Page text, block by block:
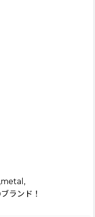
ランド！